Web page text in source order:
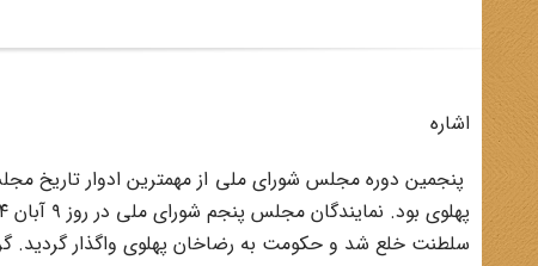
اشاره
پنجمین دوره مجلس شورای ملی از مهمترین ادوار تاریخ